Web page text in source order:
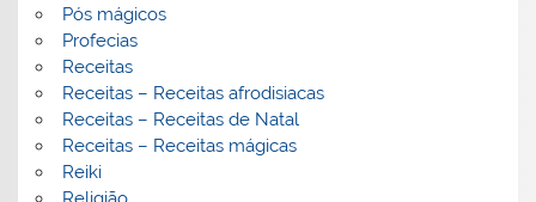
Pós mágicos
Profecias
Receitas
Receitas – Receitas afrodisiacas
Receitas – Receitas de Natal
Receitas – Receitas mágicas
Reiki